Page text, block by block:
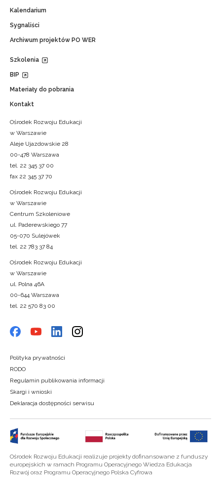
Kalendarium
Sygnaliści
Archiwum projektów PO WER
Szkolenia
BIP
Materiały do pobrania
Kontakt
Ośrodek Rozwoju Edukacji
w Warszawie
Aleje Ujazdowskie 28
00-478 Warszawa
tel. 22 345 37 00
fax 22 345 37 70
Ośrodek Rozwoju Edukacji
w Warszawie
Centrum Szkoleniowe
ul. Paderewskiego 77
05-070 Sulejówek
tel. 22 783 37 84
Ośrodek Rozwoju Edukacji
w Warszawie
ul. Polna 46A
00-644 Warszawa
tel. 22 570 83 00
Polityka prywatności
RODO
Regulamin publikowania informacji
Skargi i wnioski
Deklaracja dostępności serwisu
Ośrodek Rozwoju Edukacji realizuje projekty dofinansowane z funduszy
europejskich w ramach Programu Operacyjnego Wiedza Edukacja
Rozwój oraz Programu Operacyjnego Polska Cyfrowa